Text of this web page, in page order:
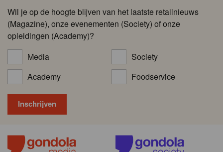
Wil je op de hoogte blijven van het laatste retailnieuws
(Magazine), onze evenementen (Society) of onze
opleidingen (Academy)?
Media
Society
Academy
Foodservice